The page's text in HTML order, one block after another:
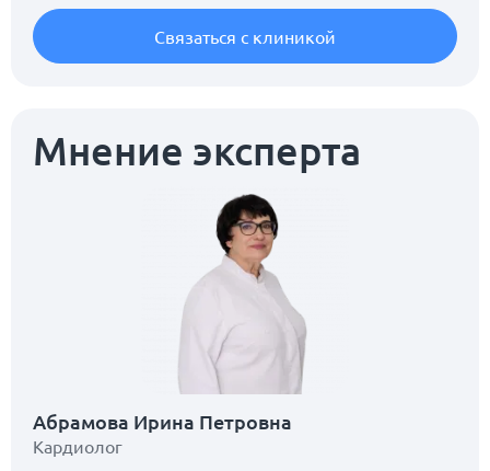
Связаться с клиникой
Мнение эксперта
Абрамова Ирина Петровна
Кардиолог